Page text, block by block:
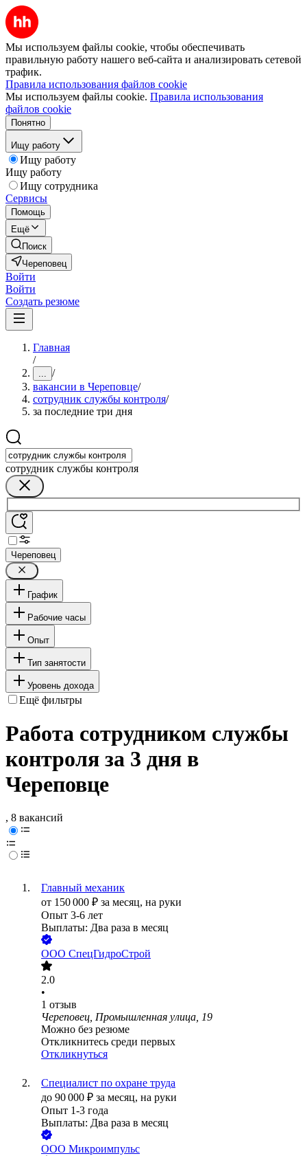
Мы используем файлы cookie, чтобы обеспечивать
правильную работу нашего веб-сайта и анализировать сетевой
трафик.
Правила использования файлов cookie
Мы используем файлы cookie. Правила использования
файлов cookie
Понятно
Ищу работу
Ищу работу
Ищу работу
Ищу сотрудника
Сервисы
Помощь
Ещё
Поиск
Череповец
Войти
Войти
Создать резюме
Главная
/
... /
вакансии в Череповце/
сотрудник службы контроля/
за последние три дня
сотрудник службы контроля
Череповец
График
Рабочие часы
Опыт
Тип занятости
Уровень дохода
Ещё фильтры
Работа сотрудником службы
контроля за 3 дня в
Череповце
, 8 вакансий
Главный механик
от 150 000 ₽ за месяц, на руки
Опыт 3-6 лет
Выплаты: Два раза в месяц
ООО СпецГидроСтрой
2.0
•
1 отзыв
Череповец, Промышленная улица, 19
Можно без резюме
Откликнитесь среди первых
Откликнуться
Специалист по охране труда
до 90 000 ₽ за месяц, на руки
Опыт 1-3 года
Выплаты: Два раза в месяц
ООО Микроимпульс